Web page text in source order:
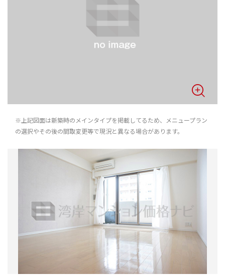
※上記図面は新築時のメインタイプを掲載してるため、メニュープラン
の選択やその後の間取変更等で現況と異なる場合があります。